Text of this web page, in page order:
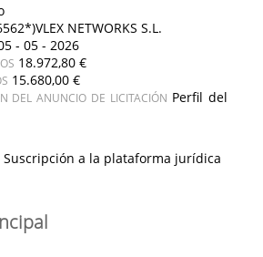
NETWORKS S.L.
- 05 - 2026
18.972,80 €
15.680,00 €
DEL ANUNCIO DE LICITACIÓN Perfil del
Suscripción a la plataforma jurídica